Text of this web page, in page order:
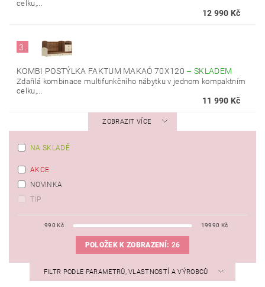
celku,...
12 990 Kč
3.
KOMBI POSTÝLKA FAKTUM MAKAÓ 70X120 – SKLADEM
Zdařilá kombinace multifunkčního nábytku v jednom kompaktním
celku,...
11 990 Kč
ZOBRAZIT VÍCE
NA SKLADĚ
AKCE
NOVINKA
TIP
990 Kč 19990 Kč
POLOŽEK K ZOBRAZENÍ: 26
FILTR PODLE PARAMETRŮ, VLASTNOSTÍ A VÝROBCŮ